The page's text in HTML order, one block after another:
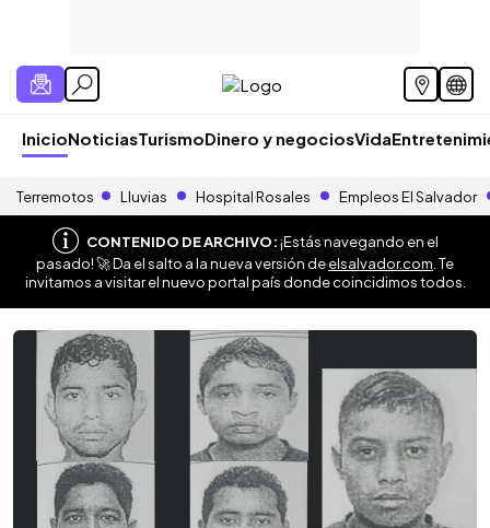
InicioNoticiasTurismoDinero y negociosVida
Terremotos Lluvias Hospital Rosales Empleos El Salvador
CONTENIDO DE ARCHIVO:¡Estás navegando en el
pasado! 🚀 Da el salto a la nueva versión deelsalvador.com . Te
invitamos a visitar el nuevo portal país donde coincidimos todos.